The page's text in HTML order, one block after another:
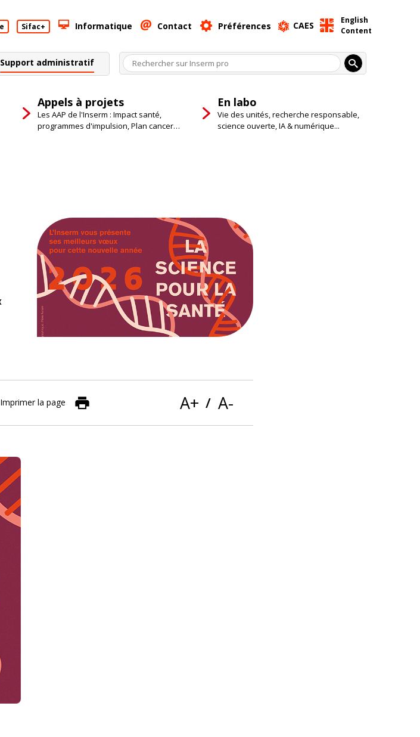
Support administratif
Appels à projets
Les AAP de l'Inserm : Impact santé,
programmes d'impulsion, Plan cancer…
En labo
Vie des unités, recherche responsable,
science ouverte, IA & numérique...
Sifac+ Informatique Contact Préférences CAES
English
Content
Imprimer la page Ces boutons servent à modifier la
A+ / A-